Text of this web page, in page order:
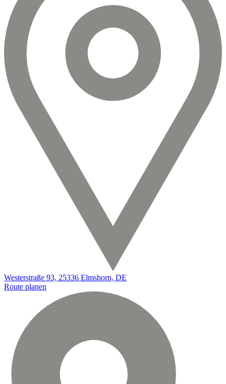
Westerstraße 93, 25336 Elmshorn, DE
Route planen